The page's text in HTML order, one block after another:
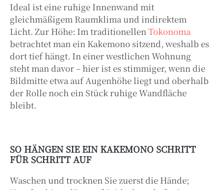
Ideal ist eine ruhige Innenwand mit
gleichmäßigem Raumklima und indirektem
Licht. Zur Höhe: Im traditionellen Tokonoma
betrachtet man ein Kakemono sitzend, weshalb es
dort tief hängt. In einer westlichen Wohnung
steht man davor – hier ist es stimmiger, wenn die
Bildmitte etwa auf Augenhöhe liegt und oberhalb
der Rolle noch ein Stück ruhige Wandfläche
bleibt.
SO HÄNGEN SIE EIN KAKEMONO SCHRITT
FÜR SCHRITT AUF
Waschen und trocknen Sie zuerst die Hände;